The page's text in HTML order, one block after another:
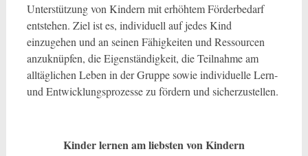
Unterstützung von Kindern mit erhöhtem Förderbedarf
entstehen. Ziel ist es, individuell auf jedes Kind
einzugehen und an seinen Fähigkeiten und Ressourcen
anzuknüpfen, die Eigenständigkeit, die Teilnahme am
alltäglichen Leben in der Gruppe sowie individuelle Lern-
und Entwicklungsprozesse zu fördern und sicherzustellen.
Kinder lernen am liebsten von Kindern